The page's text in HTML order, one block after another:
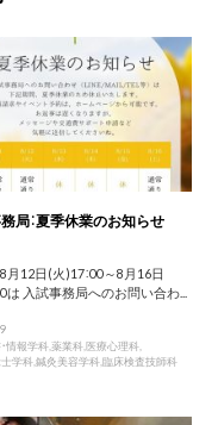
局：夏季休業のお知らせ
月12日(火)17：00～8月16日
は 入試事務局へのお問い合わ...
情報学科,薬業科,医療心理科,
学科,鍼灸美容学科,臨床検査技師科